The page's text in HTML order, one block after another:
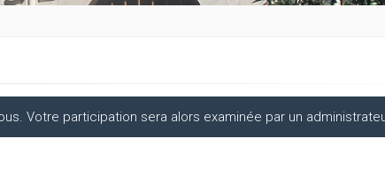
Votre participation sera alors examinée par un